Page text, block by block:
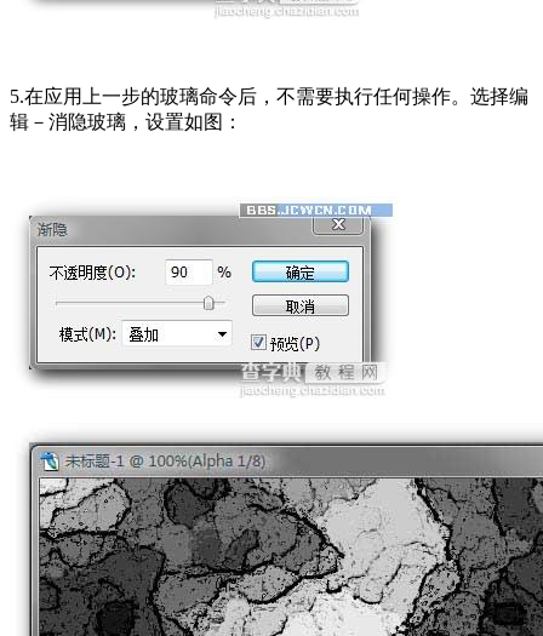
5.在应用上一步的玻璃命令后，不需要执行任何操作。选择编
辑－消隐玻璃，设置如图：